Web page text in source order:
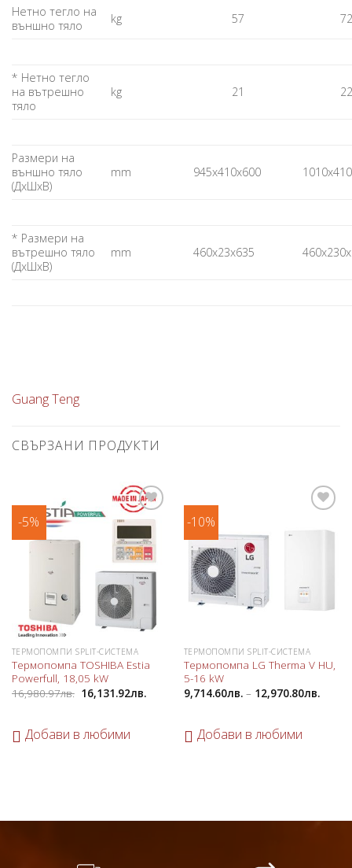
Нетно тегло на
външно тяло
kg 57
* Нетно тегло
на вътрешно
тяло
kg 21
Размери на
външно тяло
(ДхШхВ)
mm 945х410х600
* Размери на
вътрешно тяло
(ДхШхВ)
mm 460х23х635
Guang Teng
СВЪРЗАНИ ПРОДУКТИ
-5%
Добави
любими
ТЕРМОПОМПИ SPLIT-СИСТЕМА
Термопомпа TOSHIBA Estia
Powerfull, 18,05 kW
16,980.97лв. 16,131.92лв.
Добави в любими
-10%
ТЕРМОПОМПИ SPLIT-СИСТЕМА
Термопомпа LG Therma V HU,
5-16 kW
9,714.60лв.– 12,970.80лв.
Добави в любими